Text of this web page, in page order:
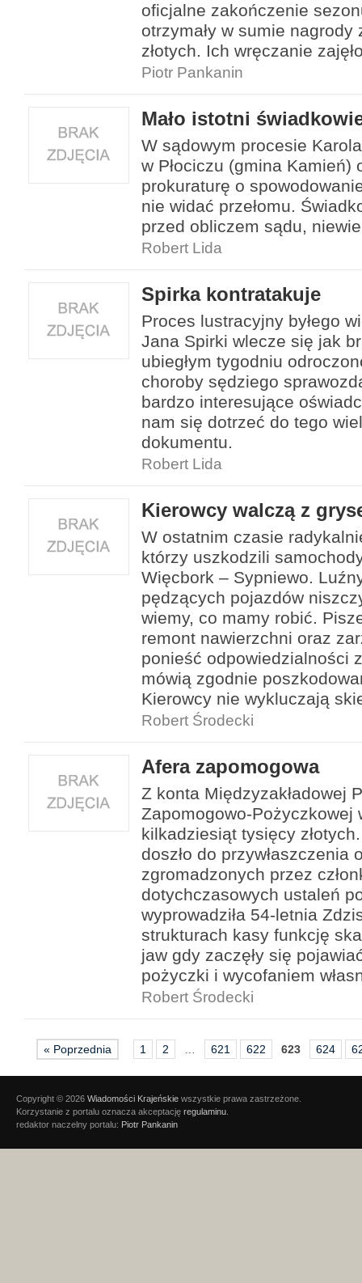
oficjalne zakończenie
otrzymały w sumie
złotych. Ich wręczanie
Piotr Pankanin
Mało istotni
W sądowym procesie
w Płociczu (gmina Kamień)
prokuraturę o
nie widać przełomu.
przed obliczem sądu,
Robert Lida
Spirka kontratakuje
Proces lustracyjny byłego
Jana Spirki wlecze się jak
ubiegłym tygodniu
choroby sędziego
bardzo interesujące
nam się dotrzeć do tego
dokumentu.
Robert Lida
Kierowcy walczą z
W ostatnim czasie
którzy uszkodzili
Więcbork – Sypniewo.
pędzących pojazdów
wiemy, co mamy robić.
remont nawierzchni oraz
ponieść odpowiedzialności
mówią zgodnie
Kierowcy nie wykluczają
Robert Środecki
Afera zapomogowa
Z konta Międzyzakładowej
Zapomogowo-Pożyczkowej
kilkadziesiąt tysięcy
doszło do przywłaszczenia
zgromadzonych przez
dotychczasowych ustaleń
wyprowadziła 54-letnia
strukturach kasy funkcję
jaw gdy zaczęły się
pożyczki i wycofaniem
Robert Środecki
« Poprzednia 1 2 621 622 623 624
Copyright © 2026 Wiadomości Krajeńskie wszystkie prawa zastrzeżone.
Korzystanie z portalu oznacza akceptację regulaminu
redaktor naczelny portalu: Piotr Pankanin